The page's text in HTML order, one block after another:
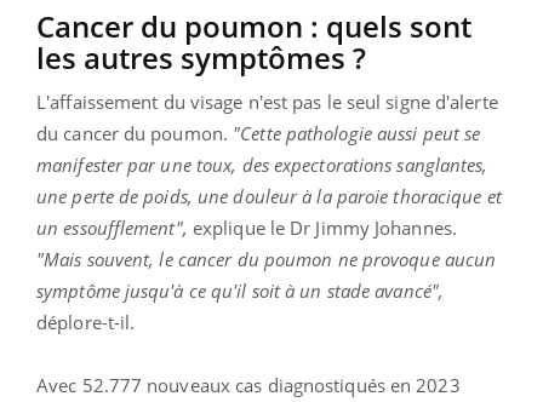
Cancer du poumon : quels sont
les autres symptômes ?
L'affaissement du visage n'est pas le seul signe d'alerte
du cancer du poumon. "Cette pathologie aussi peut se
manifester par une toux, des expectorations sanglantes,
une perte de poids, une douleur à la paroie thoracique et
un essoufflement", explique le Dr Jimmy Johannes.
"Mais souvent, le cancer du poumon ne provoque aucun
symptôme jusqu'à ce qu'il soit à un stade avancé",
déplore-t-il.
Avec 52.777 nouveaux cas diagnostiqués en 2023